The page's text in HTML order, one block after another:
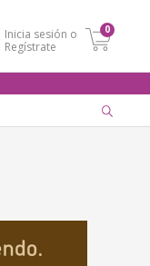
Inicia sesión o
Regístrate
0